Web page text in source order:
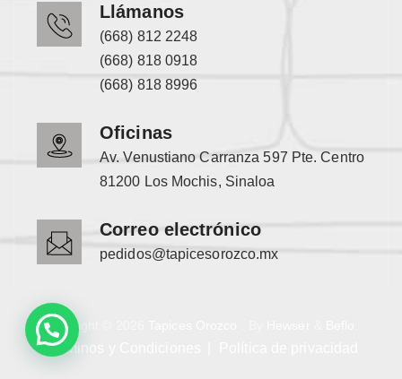
Llámanos
(668) 812 2248
(668) 818 0918
(668) 818 8996
Oficinas
Av. Venustiano Carranza 597 Pte. Centro
81200 Los Mochis, Sinaloa
Correo electrónico
pedidos@tapicesorozco.mx
Copyright © 2026
Términos y Condiciones